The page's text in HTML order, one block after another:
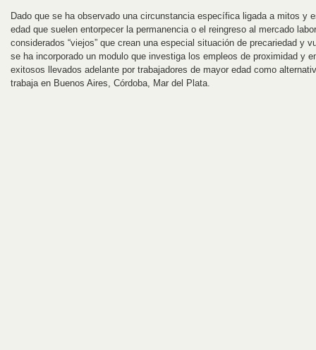
Dado que se ha observado una circunstancia específica ligada a mitos y
edad que suelen entorpecer la permanencia o el reingreso al mercado
considerados “viejos” que crean una especial situación de precariedad y
se ha incorporado un modulo que investiga los empleos de proximidad y
exitosos llevados adelante por trabajadores de mayor edad como
trabaja en Buenos Aires, Córdoba, Mar del Plata.